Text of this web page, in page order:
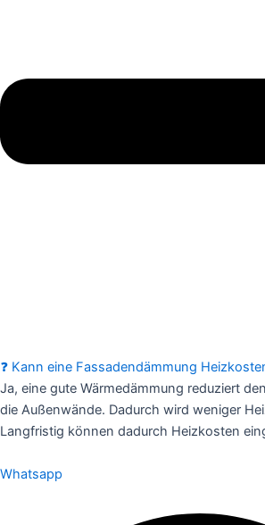
❓ Kann eine Fassadendämmung
Ja, eine gute Wärmedämmung reduziert
die Außenwände. Dadurch wird weniger
Langfristig können dadurch Heizkosten
Whatsapp